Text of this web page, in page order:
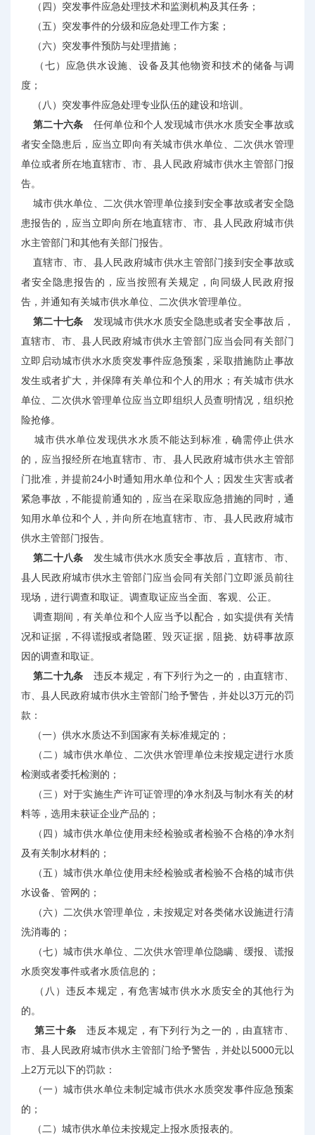
（四）突发事件应急处理技术和监测机构及其任务；
（五）突发事件的分级和应急处理工作方案；
（六）突发事件预防与处理措施；
（七）应急供水设施、设备及其他物资和技术的储备与调
度；
（八）突发事件应急处理专业队伍的建设和培训。
第二十六条 任何单位和个人发现城市供水水质安全事故或
者安全隐患后，应当立即向有关城市供水单位、二次供水管理
单位或者所在地直辖市、市、县人民政府城市供水主管部门报
告。
城市供水单位、二次供水管理单位接到安全事故或者安全隐
患报告的，应当立即向所在地直辖市、市、县人民政府城市供
水主管部门和其他有关部门报告。
直辖市、市、县人民政府城市供水主管部门接到安全事故或
者安全隐患报告的，应当按照有关规定，向同级人民政府报
告，并通知有关城市供水单位、二次供水管理单位。
第二十七条 发现城市供水水质安全隐患或者安全事故后，
直辖市、市、县人民政府城市供水主管部门应当会同有关部门
立即启动城市供水水质突发事件应急预案，采取措施防止事故
发生或者扩大，并保障有关单位和个人的用水；有关城市供水
单位、二次供水管理单位应当立即组织人员查明情况，组织抢
险抢修。
城市供水单位发现供水水质不能达到标准，确需停止供水
的，应当报经所在地直辖市、市、县人民政府城市供水主管部
门批准，并提前24小时通知用水单位和个人；因发生灾害或者
紧急事故，不能提前通知的，应当在采取应急措施的同时，通
知用水单位和个人，并向所在地直辖市、市、县人民政府城市
供水主管部门报告。
第二十八条 发生城市供水水质安全事故后，直辖市、市、
县人民政府城市供水主管部门应当会同有关部门立即派员前往
现场，进行调查和取证。调查取证应当全面、客观、公正。
调查期间，有关单位和个人应当予以配合，如实提供有关情
况和证据，不得谎报或者隐匿、毁灭证据，阻挠、妨碍事故原
因的调查和取证。
第二十九条 违反本规定，有下列行为之一的，由直辖市、
市、县人民政府城市供水主管部门给予警告，并处以3万元的罚
款：
（一）供水水质达不到国家有关标准规定的；
（二）城市供水单位、二次供水管理单位未按规定进行水质
检测或者委托检测的；
（三）对于实施生产许可证管理的净水剂及与制水有关的材
料等，选用未获证企业产品的；
（四）城市供水单位使用未经检验或者检验不合格的净水剂
及有关制水材料的；
（五）城市供水单位使用未经检验或者检验不合格的城市供
水设备、管网的；
（六）二次供水管理单位，未按规定对各类储水设施进行清
洗消毒的；
（七）城市供水单位、二次供水管理单位隐瞒、缓报、谎报
水质突发事件或者水质信息的；
（八）违反本规定，有危害城市供水水质安全的其他行为
的。
第三十条 违反本规定，有下列行为之一的，由直辖市、
市、县人民政府城市供水主管部门给予警告，并处以5000元以
上2万元以下的罚款：
（一）城市供水单位未制定城市供水水质突发事件应急预案
的；
（二）城市供水单位未按规定上报水质报表的。